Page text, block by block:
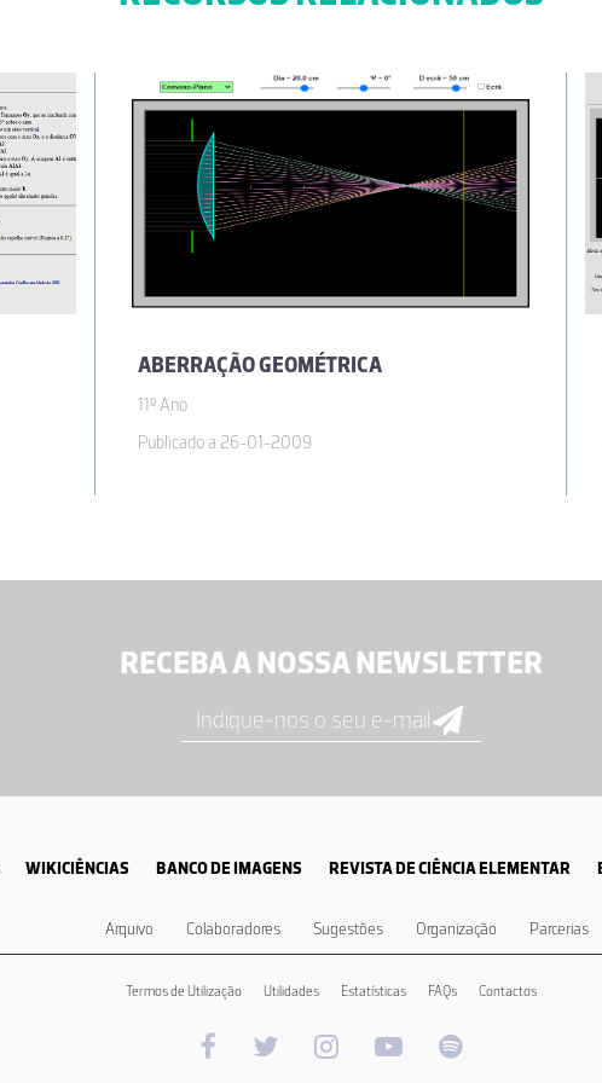
ABERRAÇÃO GEOMÉTRICA
11º Ano
Publicado a 26-01-2009
RECEBA A NOSSA NEWSLETTER
WIKICIÊNCIAS BANCO DE IMAGENS REVISTA DE CIÊNCIA ELEMENTAR
Arquivo Colaboradores Sugestões Organização Parcerias
Termos de Utilização Utilidades Estatísticas FAQs Contactos